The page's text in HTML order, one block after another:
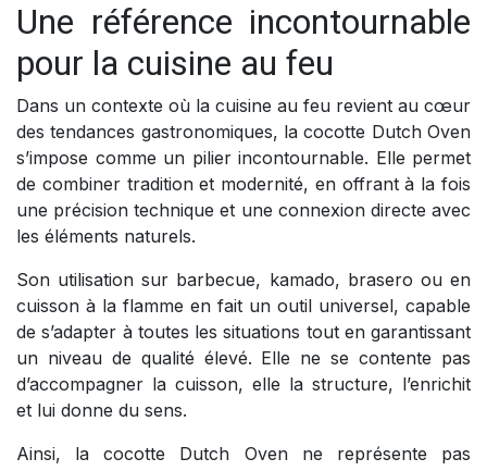
Une référence incontournable
pour la cuisine au feu
Dans un contexte où la cuisine au feu revient au cœur
des tendances gastronomiques, la cocotte Dutch Oven
s’impose comme un pilier incontournable. Elle permet
de combiner tradition et modernité, en offrant à la fois
une précision technique et une connexion directe avec
les éléments naturels.
Son utilisation sur barbecue, kamado, brasero ou en
cuisson à la flamme en fait un outil universel, capable
de s’adapter à toutes les situations tout en garantissant
un niveau de qualité élevé. Elle ne se contente pas
d’accompagner la cuisson, elle la structure, l’enrichit
et lui donne du sens.
Ainsi, la cocotte Dutch Oven ne représente pas